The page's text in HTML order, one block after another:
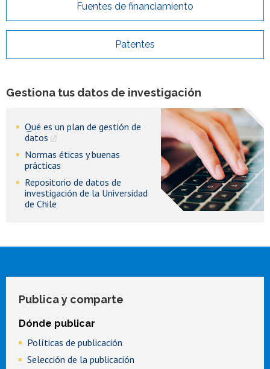
Fuentes de financiamiento
Patentes
Gestiona tus datos de investigación
Qué es un plan de gestión de
datos
Normas éticas y buenas
prácticas
Repositorio de datos de
investigación de la Universidad
de Chile
Publica y comparte
Dónde publicar
Políticas de publicación
Selección de la publicación